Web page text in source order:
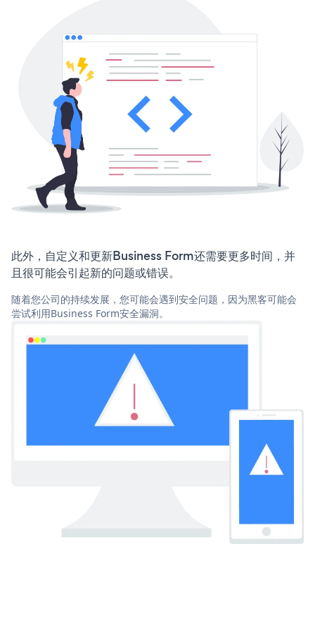
此外，自定义和更新Business Form还需要更多时间，并
且很可能会引起新的问题或错误。
随着您公司的持续发展，您可能会遇到安全问题，因为黑客可能会
尝试利用Business Form安全漏洞。